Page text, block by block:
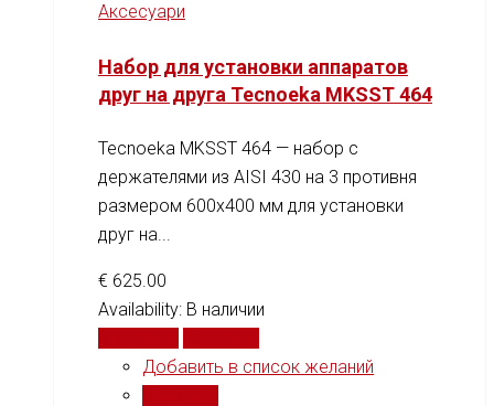
Аксесуари
Набор для установки аппаратов
друг на друга Tecnoeka MKSST 464
Tecnoeka MKSST 464 — набор с
держателями из AISI 430 на 3 противня
размером 600x400 мм для установки
друг на...
€ 625.00
Availability: В наличии
Добавить в список желаний